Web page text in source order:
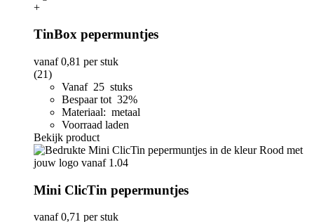
+
TinBox pepermuntjes
vanaf0,81 per stuk
(21)
Vanaf 25 stuks
Bespaar tot 32%
Materiaal: metaal
Voorraad laden
Bekijk product
Mini ClicTin pepermuntjes
vanaf0,71 per stuk